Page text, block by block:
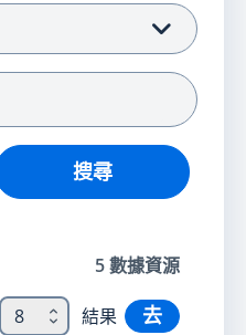
搜尋
5數據資源
8 結果 去